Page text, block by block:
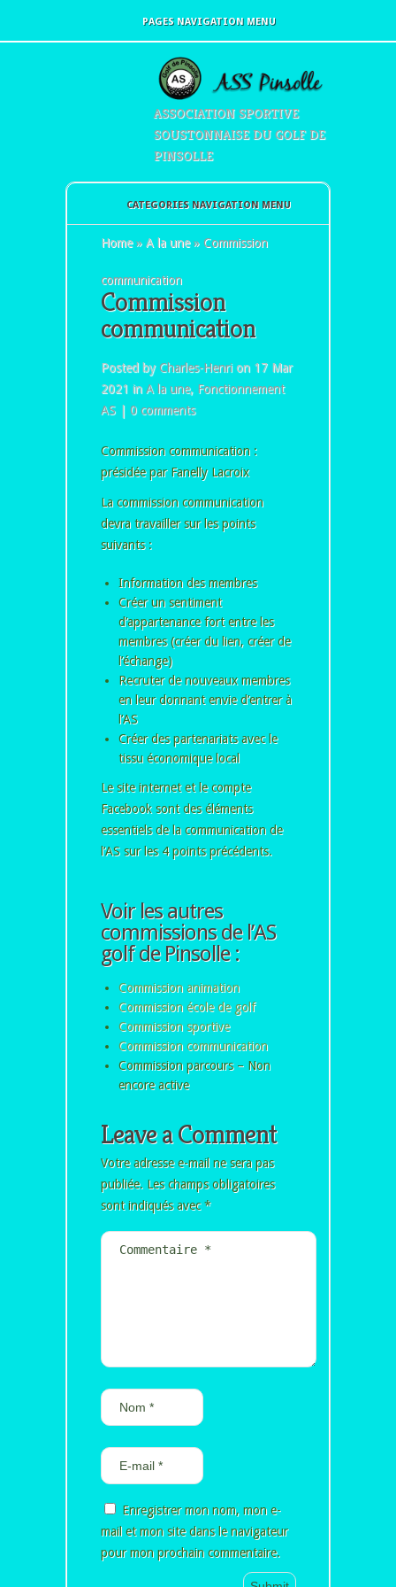
PAGES NAVIGATION MENU
ASSOCIATION SPORTIVE
SOUSTONNAISE DU GOLF DE
PINSOLLE
CATEGORIES NAVIGATION MENU
Home » A la une » Commission
communication
Commission
communication
Posted byCharles-Henrion 17 Mar
2021 inA la une, Fonctionnement
AS| 0 comments
Commission communication :
présidée par Fanelly Lacroix
La commission communication
devra travailler sur les points
suivants :
Information des membres
Créer un sentiment
d’appartenance fort entre les
membres (créer du lien, créer de
l’échange)
Recruter de nouveaux membres
en leur donnant envie d’entrer à
l’AS
Créer des partenariats avec le
tissu économique local
Le site internet et le compte
Facebook sont des éléments
essentiels de la communication de
l’AS sur les 4 points précédents.
Voir les autres
commissions de l’AS
golf de Pinsolle :
Commission animation
Commission école de golf
Commission sportive
Commission communication
Commission parcours – Non
encore active
Leave a Comment
Votre adresse e-mail ne sera pas
publiée. Les champs obligatoires
sont indiqués avec*
Enregistrer mon nom, mon e-
mail et mon site dans le navigateur
pour mon prochain commentaire.